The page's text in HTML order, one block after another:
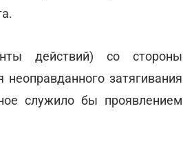
действий) со стороны
затягивания
служило бы проявлением